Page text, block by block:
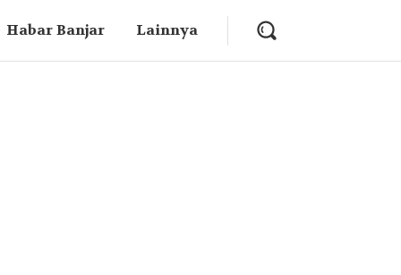
Habar Banjar Lainnya